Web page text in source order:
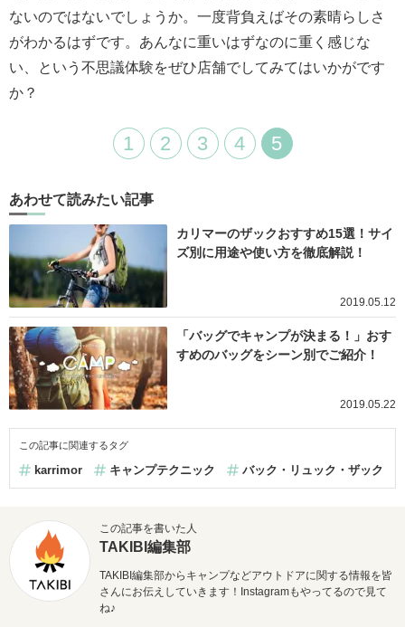
ないのではないでしょうか。一度背負えばその素晴らしさ
がわかるはずです。あんなに重いはずなのに重く感じな
い、という不思議体験をぜひ店舗でしてみてはいかがです
か？
1 2 3 4 5
あわせて読みたい記事
カリマーのザックおすすめ15選！サイ
ズ別に用途や使い方を徹底解説！
2019.05.12
「バッグでキャンプが決まる！」おす
すめのバッグをシーン別でご紹介！
2019.05.22
この記事に関連するタグ
karrimor キャンプテクニック バック・リュック・ザック
この記事を書いた人
TAKIBI編集部
TAKIBI編集部からキャンプなどアウトドアに関する情報を皆
さんにお伝えしていきます！Instagramもやってるので見て
ね♪